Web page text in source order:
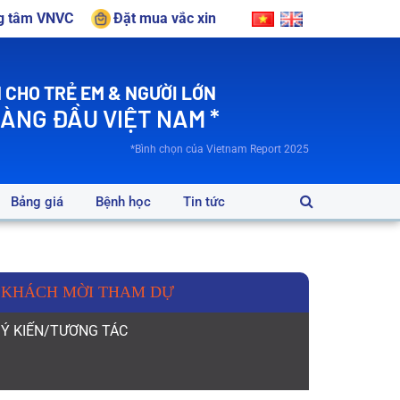
tâm VNVC Đặt mua vắc xin
TRẺ EM & NGƯỜI LỚN
ĐẦU VIỆT NAM *
*Bình chọn của Vietnam Report 2025
Bảng giá Bệnh học Tin tức
KHÁCH MỜI THAM DỰ
Ý KIẾN/TƯƠNG TÁC